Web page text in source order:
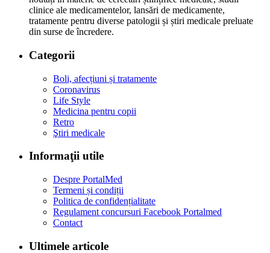
clinice ale medicamentelor, lansări de medicamente,
tratamente pentru diverse patologii și știri medicale preluate
din surse de încredere.
Categorii
Boli, afecțiuni și tratamente
Coronavirus
Life Style
Medicina pentru copii
Retro
Ştiri medicale
Informaţii utile
Despre PortalMed
Termeni și condiții
Politica de confidențialitate
Regulament concursuri Facebook Portalmed
Contact
Ultimele articole